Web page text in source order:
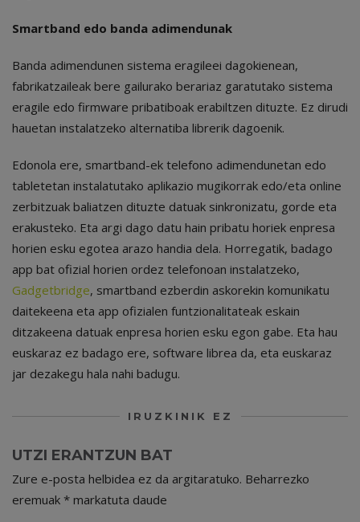
Smartband edo banda adimendunak
Banda adimendunen sistema eragileei dagokienean,
fabrikatzaileak bere gailurako berariaz garatutako sistema
eragile edo firmware pribatiboak erabiltzen dituzte. Ez dirudi
hauetan instalatzeko alternatiba librerik dagoenik.
Edonola ere, smartband-ek telefono adimendunetan edo
tabletetan instalatutako aplikazio mugikorrak edo/eta online
zerbitzuak baliatzen dituzte datuak sinkronizatu, gorde eta
erakusteko. Eta argi dago datu hain pribatu horiek enpresa
horien esku egotea arazo handia dela. Horregatik, badago
app bat ofizial horien ordez telefonoan instalatzeko,
Gadgetbridge, smartband ezberdin askorekin komunikatu
daitekeena eta app ofizialen funtzionalitateak eskain
ditzakeena datuak enpresa horien esku egon gabe. Eta hau
euskaraz ez badago ere, software librea da, eta euskaraz
jar dezakegu hala nahi badugu.
IRUZKINIK EZ
UTZI ERANTZUN BAT
Zure e-posta helbidea ez da argitaratuko. Beharrezko
eremuak * markatuta daude